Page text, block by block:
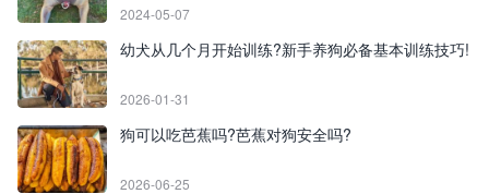
2024-05-07
幼犬从几个月开始训练?新手养狗必备基本训练技巧!
2026-01-31
狗可以吃芭蕉吗?芭蕉对狗安全吗?
2026-06-25